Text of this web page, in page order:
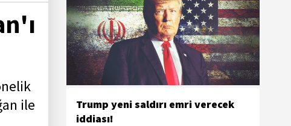
ile
Trump yeni saldırı emri verecek
iddiası!